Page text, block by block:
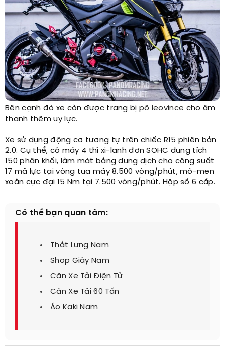
Bên cạnh đó xe còn được trang bị pô leovince cho âm
thanh thêm uy lực.
Xe sử dụng động cơ tương tự trên chiếc R15 phiên bản
2.0. Cụ thể, cỗ máy 4 thì xi-lanh đơn SOHC dung tích
150 phân khối, làm mát bằng dung dịch cho công suất
17 mã lực tại vòng tua máy 8.500 vòng/phút, mô-men
xoắn cực đại 15 Nm tại 7.500 vòng/phút. Hộp số 6 cấp.​
Có thể bạn quan tâm:
Thắt Lưng Nam
Shop Giày Nam
Cân Xe Tải Điện Tử
Cân Xe Tải 60 Tấn
Áo Kaki Nam